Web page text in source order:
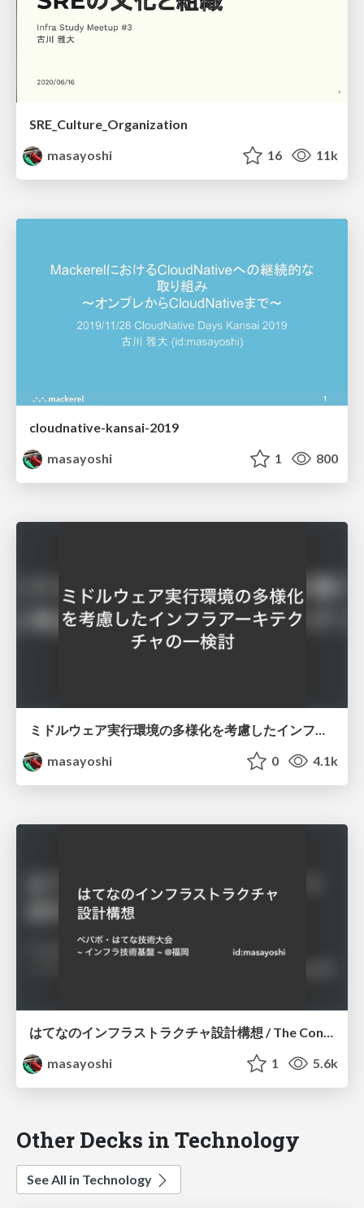
SRE_Culture_Organization
masayoshi
16 11k
cloudnative-kansai-2019
masayoshi
1 800
ミドルウェア実行環境の多様化を考慮したインフラアーキテクチャの一検討/study on web system architecture #2
masayoshi
0 4.1k
はてなのインフラストラクチャ設計構想 / The Concept of Hatena Infrastructure
masayoshi
1 5.6k
Other Decks in Technology
See All in Technology